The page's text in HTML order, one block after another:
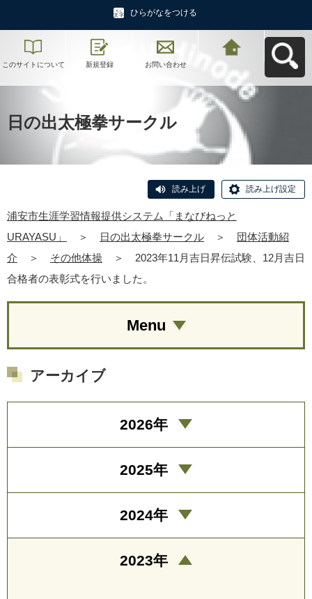
ひらがなをつける
このサイトについて 新規登録 お問い合わせ
びねっと
URAYASU」へ戻る
日の出太極拳サークル
読み上げ 読み上げ設定
浦安市生涯学習情報提供システム「まなびねっと
URAYASU」
＞ 日の出太極拳サークル ＞
団体活動紹
介
＞ その他体操 ＞
2023年11月吉日昇伝試験、12月吉日
合格者の表彰式を行いました。
Menu
アーカイブ
2026年
2025年
2024年
2023年